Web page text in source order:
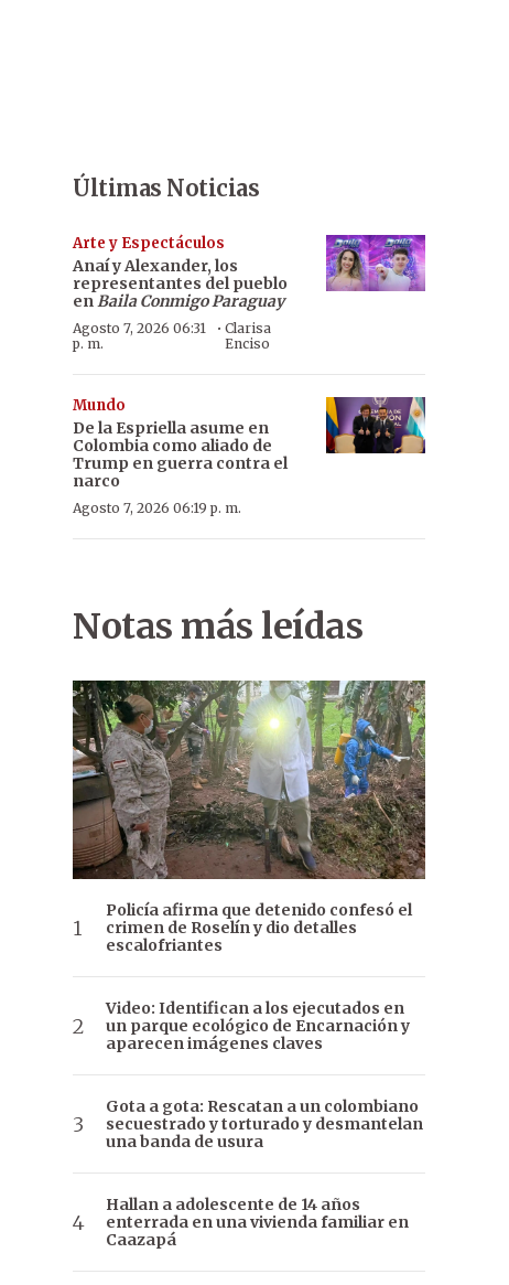
Últimas Noticias
Arte y Espectáculos
Anaí y Alexander, los
representantes del pueblo
enBaila Conmigo Paraguay
Agosto 7, 2026 06:31
p. m.
· Clarisa
Enciso
Mundo
De la Espriella asume en
Colombia como aliado de
Trump en guerra contra el
narco
Agosto 7, 2026 06:19 p. m.
Notas más leídas
Policía afirma que detenido confesó el
crimen de Roselín y dio detalles
escalofriantes
Video: Identifican a los ejecutados en
un parque ecológico de Encarnación y
aparecen imágenes claves
Gota a gota: Rescatan a un colombiano
secuestrado y torturado y desmantelan
una banda de usura
Hallan a adolescente de 14 años
enterrada en una vivienda familiar en
Caazapá